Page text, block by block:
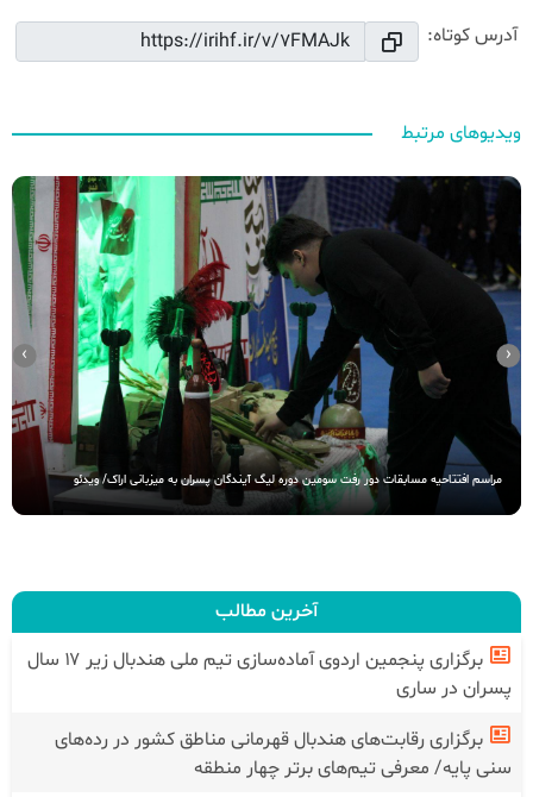
آدرس کوتاه:
ویدیوهای مرتبط
مراسم افتتاحیه مسابقات دور رفت سومین دوره لیگ آیندگان پسران به میزبانی اراک/ ویدئو
‹
›
آخرین مطالب
برگزاری پنجمین اردوی آماده‌سازی تیم ملی هندبال زیر ۱۷ سال
پسران در ساری
برگزاری رقابت‌های هندبال قهرمانی مناطق کشور در رده‌های
سنی پایه/ معرفی تیم‌های برتر چهار منطقه